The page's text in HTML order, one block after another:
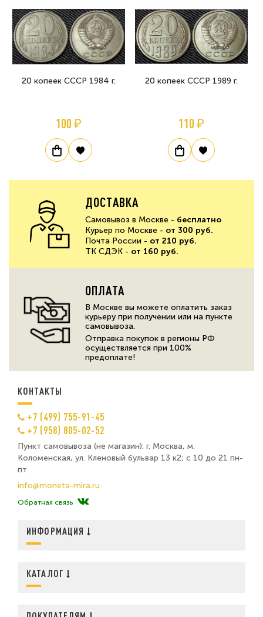
20 копеек СССР 1984 г.
100 ₽
20 копеек СССР 1989 г.
110 ₽
ДОСТАВКА
Самовывоз в Москве - бесплатно
Курьер по Москве - от 300 руб.
Почта России - от 210 руб.
ТК СДЭК - от 160 руб.
ОПЛАТА
В Москве вы можете оплатить заказ
курьеру при получении или на пункте
самовывоза.
Отправка покупок в регионы РФ
осуществляется при 100%
предоплате!
КОНТАКТЫ
+7 (499) 755-91-45
+7 (958) 805-02-52
Пункт самовывоза (не магазин): г. Москва, м.
Коломенская, ул. Кленовый бульвар 13 к2; с 10 до 21 пн-
пт
info@moneta-mira.ru
Обратная связь
ИНФОРМАЦИЯ
КАТАЛОГ